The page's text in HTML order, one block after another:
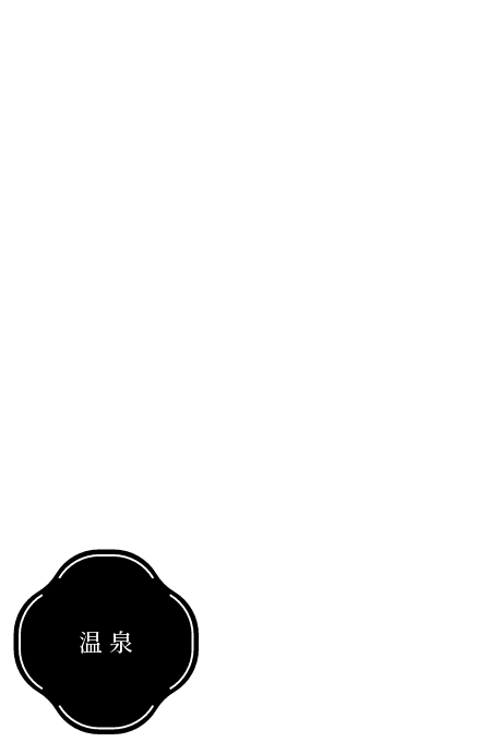
温 泉